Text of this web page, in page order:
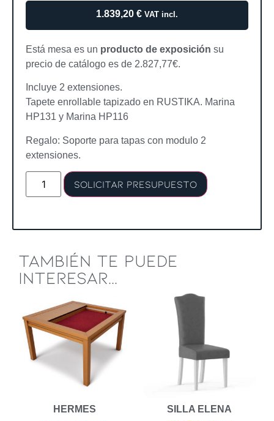
1.839,20 € VAT incl.
Está mesa es un producto de exposición su
precio de catálogo es de 2.827,77€.
Incluye 2 extensiones.
Tapete enrollable tapizado en RUSTIKA. Marina
HP131 y Marina HP116
Regalo: Soporte para tapas con modulo 2
extensiones.
Solicitar presupuesto
TAMBIÉN TE PUEDE
INTERESAR...
HERMES
SILLA ELENA